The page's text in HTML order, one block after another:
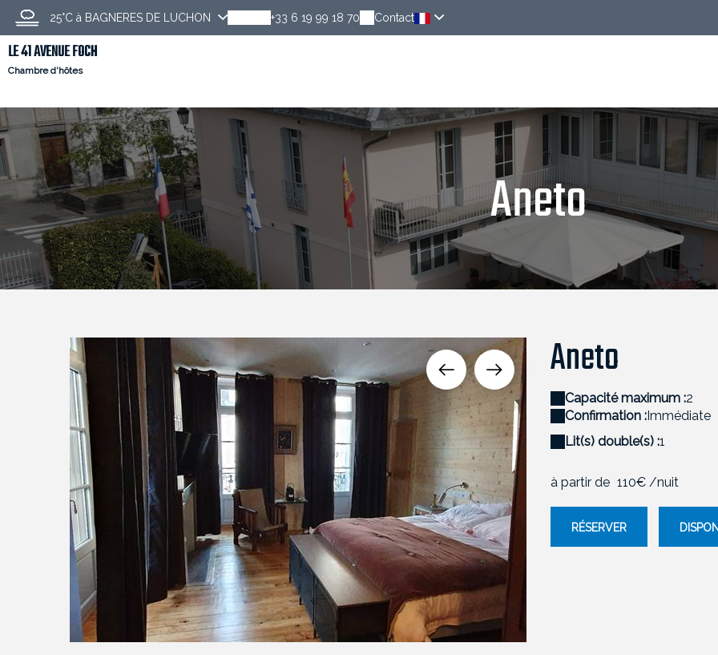
25°C à BAGNERES DE LUCHON +33 6 19 99 18 70 Contact
LE 41 AVENUE FOCH
Chambre d'hôtes
Découvrir Chambres Autour de chez nous News
Aneto
Aneto - LE 41 AVENUE FOCH
Aneto
Capacité maximum :2
Confirmation :Immédiate
Lit(s) double(s) :1
à partir de 110€ /nuit
RÉSERVER